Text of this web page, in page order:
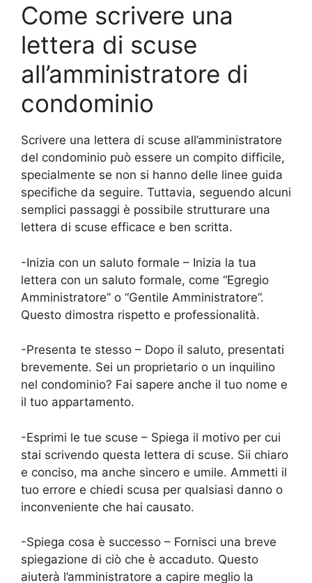
Come scrivere una
lettera di scuse
all’amministratore di
condominio
Scrivere una lettera di scuse all’amministratore
del condominio può essere un compito difficile,
specialmente se non si hanno delle linee guida
specifiche da seguire. Tuttavia, seguendo alcuni
semplici passaggi è possibile strutturare una
lettera di scuse efficace e ben scritta.
-Inizia con un saluto formale – Inizia la tua
lettera con un saluto formale, come “Egregio
Amministratore” o “Gentile Amministratore”.
Questo dimostra rispetto e professionalità.
-Presenta te stesso – Dopo il saluto, presentati
brevemente. Sei un proprietario o un inquilino
nel condominio? Fai sapere anche il tuo nome e
il tuo appartamento.
-Esprimi le tue scuse – Spiega il motivo per cui
stai scrivendo questa lettera di scuse. Sii chiaro
e conciso, ma anche sincero e umile. Ammetti il
tuo errore e chiedi scusa per qualsiasi danno o
inconveniente che hai causato.
-Spiega cosa è successo – Fornisci una breve
spiegazione di ciò che è accaduto. Questo
aiuterà l’amministratore a capire meglio la